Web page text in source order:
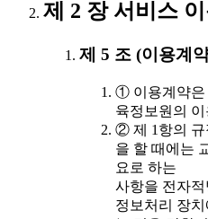
제 2 장 서비스
제 5 조 (이용계
① 이용계약은
육정보원의
② 제 1항의 규
을 할 때에는
요로 하는
사항을 전자
정보처리 장